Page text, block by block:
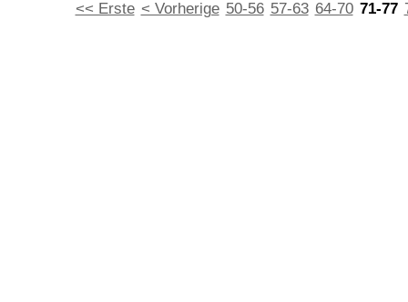
<< Erste < Vorherige 50-56 57-63 64-70 71-77